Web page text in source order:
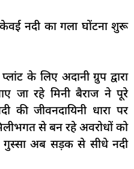
नदी का गला घोंटना शुरू
के लिए अदानी ग्रुप द्वारा
जा रहे मिनी बैराज ने पूरे
जीवनदायिनी धारा पर
से बन रहे अवरोधों को
गुस्सा अब सड़क से सीधे नदी